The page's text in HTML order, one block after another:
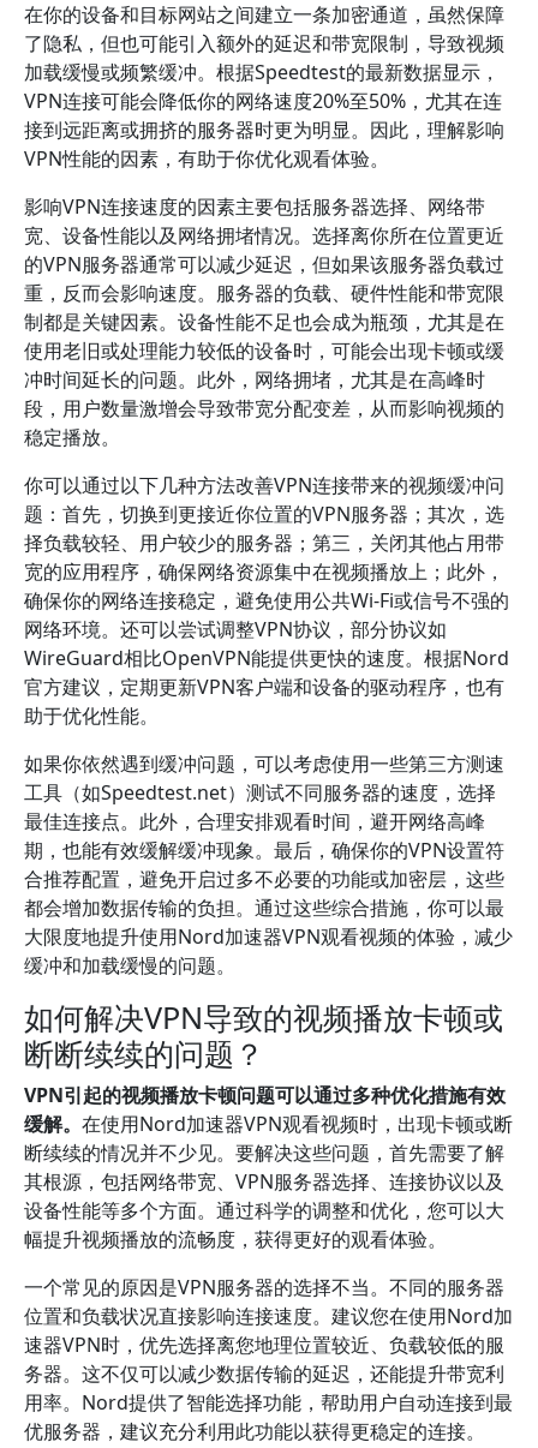
在你的设备和目标网站之间建立一条加密通道，虽然保障
了隐私，但也可能引入额外的延迟和带宽限制，导致视频
加载缓慢或频繁缓冲。根据Speedtest的最新数据显示，
VPN连接可能会降低你的网络速度20%至50%，尤其在连
接到远距离或拥挤的服务器时更为明显。因此，理解影响
VPN性能的因素，有助于你优化观看体验。
影响VPN连接速度的因素主要包括服务器选择、网络带
宽、设备性能以及网络拥堵情况。选择离你所在位置更近
的VPN服务器通常可以减少延迟，但如果该服务器负载过
重，反而会影响速度。服务器的负载、硬件性能和带宽限
制都是关键因素。设备性能不足也会成为瓶颈，尤其是在
使用老旧或处理能力较低的设备时，可能会出现卡顿或缓
冲时间延长的问题。此外，网络拥堵，尤其是在高峰时
段，用户数量激增会导致带宽分配变差，从而影响视频的
稳定播放。
你可以通过以下几种方法改善VPN连接带来的视频缓冲问
题：首先，切换到更接近你位置的VPN服务器；其次，选
择负载较轻、用户较少的服务器；第三，关闭其他占用带
宽的应用程序，确保网络资源集中在视频播放上；此外，
确保你的网络连接稳定，避免使用公共Wi-Fi或信号不强的
网络环境。还可以尝试调整VPN协议，部分协议如
WireGuard相比OpenVPN能提供更快的速度。根据Nord
官方建议，定期更新VPN客户端和设备的驱动程序，也有
助于优化性能。
如果你依然遇到缓冲问题，可以考虑使用一些第三方测速
工具（如Speedtest.net）测试不同服务器的速度，选择
最佳连接点。此外，合理安排观看时间，避开网络高峰
期，也能有效缓解缓冲现象。最后，确保你的VPN设置符
合推荐配置，避免开启过多不必要的功能或加密层，这些
都会增加数据传输的负担。通过这些综合措施，你可以最
大限度地提升使用Nord加速器VPN观看视频的体验，减少
缓冲和加载缓慢的问题。
如何解决VPN导致的视频播放卡顿或
断断续续的问题？
VPN引起的视频播放卡顿问题可以通过多种优化措施有效
缓解。 在使用Nord加速器VPN观看视频时，出现卡顿或断
断续续的情况并不少见。要解决这些问题，首先需要了解
其根源，包括网络带宽、VPN服务器选择、连接协议以及
设备性能等多个方面。通过科学的调整和优化，您可以大
幅提升视频播放的流畅度，获得更好的观看体验。
一个常见的原因是VPN服务器的选择不当。不同的服务器
位置和负载状况直接影响连接速度。建议您在使用Nord加
速器VPN时，优先选择离您地理位置较近、负载较低的服
务器。这不仅可以减少数据传输的延迟，还能提升带宽利
用率。Nord提供了智能选择功能，帮助用户自动连接到最
优服务器，建议充分利用此功能以获得更稳定的连接。